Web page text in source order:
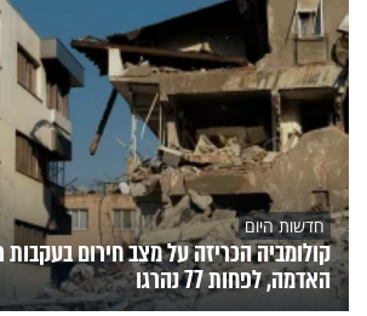
חדשות היום
קולומביה הכריזה על מצב חירום בעקבות
האדמה, לפחות 77 נהרגו